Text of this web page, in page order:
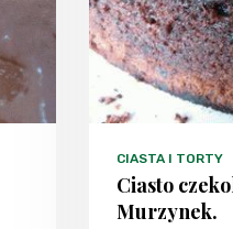
CIASTA I TORTY
Ciasto
Murzynek.